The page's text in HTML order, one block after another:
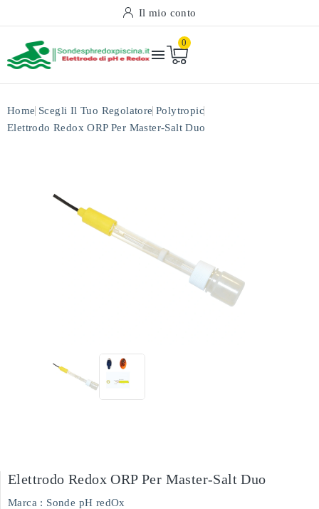
Il mio conto

0
Home Scegli Il Tuo Regolatore Polytropic
Elettrodo Redox ORP Per Master-Salt Duo
Elettrodo Redox ORP Per Master-Salt Duo
Marca : Sonde pH redOx